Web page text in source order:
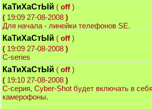
КаТиХаСтЫй ( off )
( 19:09 27-08-2008 )
Для начала - линейки телефонов SE.
КаТиХаСтЫй ( off )
( 19:09 27-08-2008 )
С-series
КаТиХаСтЫй ( off )
( 19:10 27-08-2008 )
С-серия, Cyber-Shot будет включать в
камерофоны.